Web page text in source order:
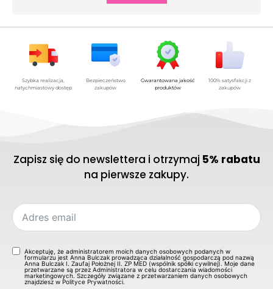
Szybka realizacja,
natychmiastowy dostęp
Bezpieczeństwo
zakupów
Gwarantowana jakość
produktów
100% satysfakcji z
zakupów
Zapisz się do newslettera i otrzymaj 5% rabatu
na pierwsze zakupy.
Akceptuję, że administratorem moich danych osobowych podanych w
formularzu jest Anna Bulczak prowadząca działalność gospodarczą pod nazwą
Anna Bulczak I. Zaufaj Położnej II. ZP MED (wspólnik spółki cywilnej). Moje dane
przetwarzane są przez Administratora w celu dostarczania wiadomości
marketingowych. Szczegóły związane z przetwarzaniem danych osobowych
znajdziesz w Polityce Prywatności.